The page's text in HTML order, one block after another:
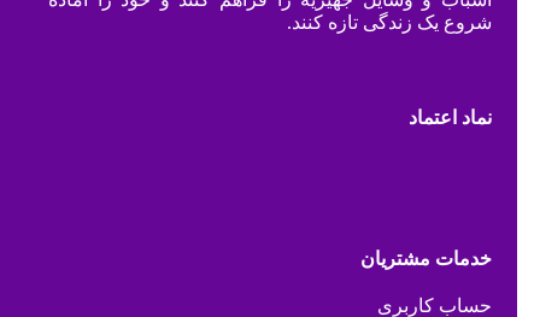
شروع یک زندگی تازه کنند.
نماد اعتماد
خدمات مشتریان
حساب کاربری